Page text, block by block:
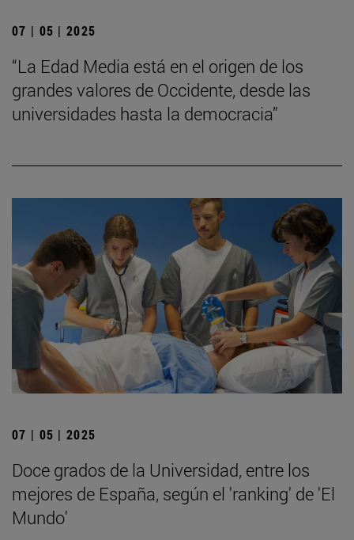
07 | 05 | 2025
“La Edad Media está en el origen de los
grandes valores de Occidente, desde las
universidades hasta la democracia”
07 | 05 | 2025
Doce grados de la Universidad, entre los
mejores de España, según el 'ranking' de 'El
Mundo'